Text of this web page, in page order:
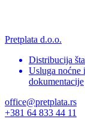
Pretplata d.o.o.
Distribucija
Usluga noćne
dokumentacije
office@pretplata.rs
+381 64 833 44 11